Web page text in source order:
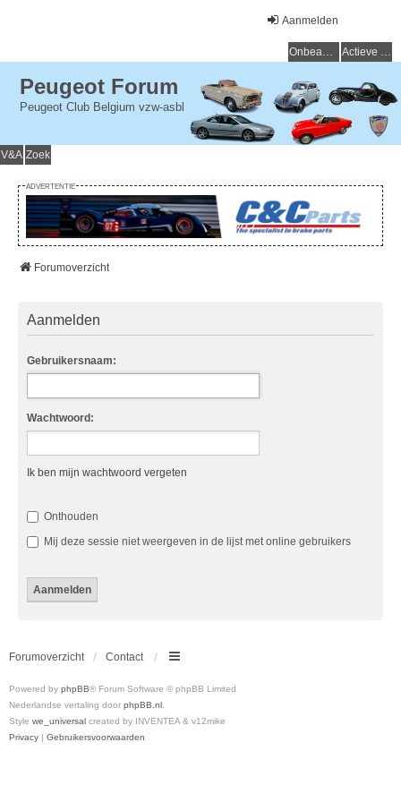
Aanmelden
Onbeantwoorde onderwerpen Actieve onderwerpen
Peugeot Forum
Peugeot Club Belgium vzw-asbl
V&A Zoek
ADVERTENTIE
Forumoverzicht
Aanmelden
Gebruikersnaam:
Wachtwoord:
Ik ben mijn wachtwoord vergeten
Onthouden
Mij deze sessie niet weergeven in de lijst met online gebruikers
Forumoverzicht Contact
Powered by phpBB® Forum Software © phpBB Limited
Nederlandse vertaling door phpBB.nl.
Style we_universal created by INVENTEA & v12mike
Privacy | Gebruikersvoorwaarden